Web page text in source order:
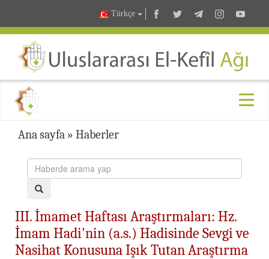
Türkçe
Ana sayfa » Haberler
III. İmamet Haftası Araştırmaları: Hz.
İmam Hadi'nin (a.s.) Hadisinde Sevgi ve
Nasihat Konusuna Işık Tutan Araştırma